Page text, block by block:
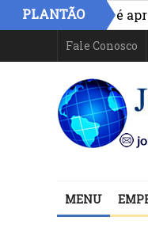
PLANTÃO
Bahia é
Fale Conosco
MENU